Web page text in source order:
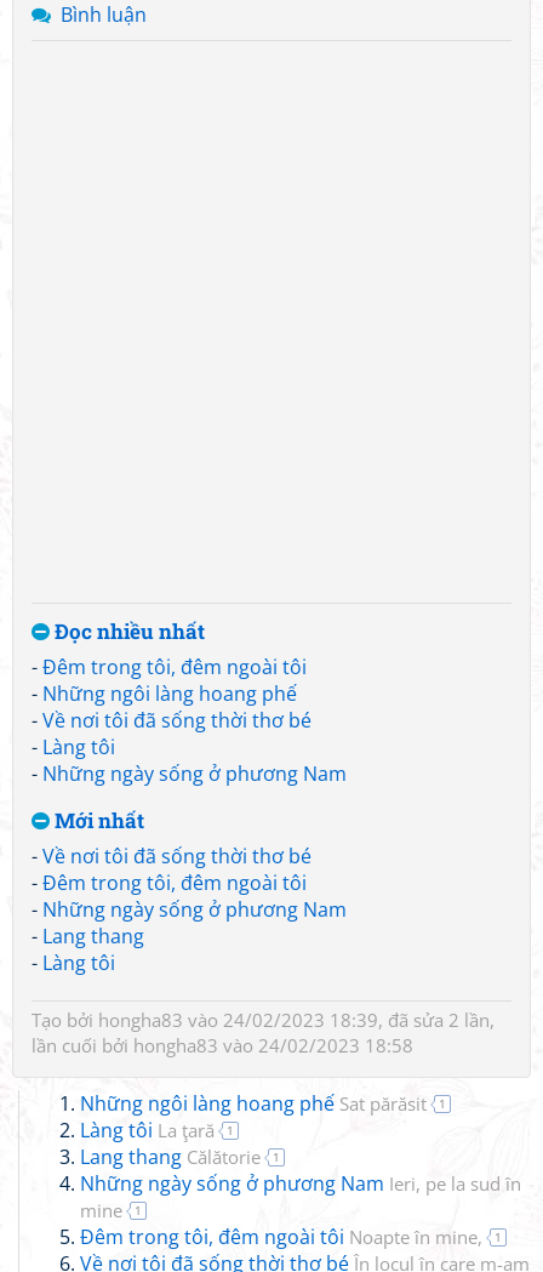
Bình luận
Đọc nhiều nhất
-Đêm trong tôi, đêm ngoài tôi
- Những ngôi làng hoang phế
-Về nơi tôi đã sống thời thơ bé
- Làng tôi
- Những ngày sống ở phương Nam
Mới nhất
-Về nơi tôi đã sống thời thơ bé
-Đêm trong tôi, đêm ngoài tôi
- Những ngày sống ở phương Nam
- Lang thang
- Làng tôi
Tạo bởi hongha83 vào 24/02/2023 18:39, đã sửa 2 lần,
lần cuối bởi hongha83 vào 24/02/2023 18:58
Những ngôi làng hoang phế Sat părăsit 1
Làng tôi La ţară 1
Lang thang Călătorie 1
Những ngày sống ở phương Nam Ieri, pe la sud în
mine
1
Đêm trong tôi, đêm ngoài tôi Noapte în mine, 1
Về nơi tôi đã sống thời thơ bé În locul în care m-am